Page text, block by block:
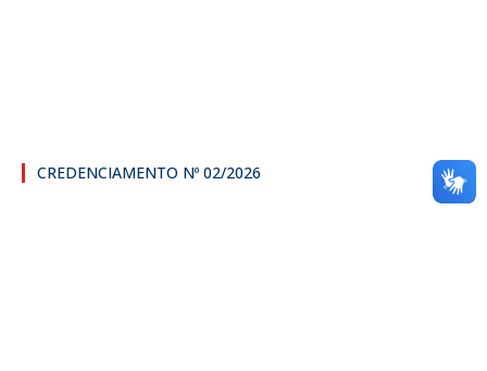
CREDENCIAMENTO Nº 02/2026